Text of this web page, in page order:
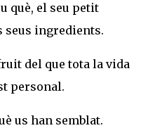
què, el seu petit
seus ingredients.
del que tota la vida
personal.
us han semblat.